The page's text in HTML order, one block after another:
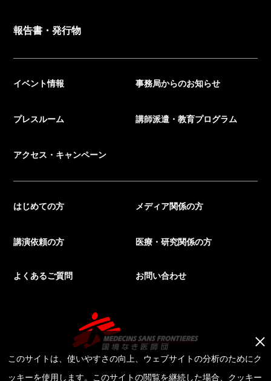
報告書・発行物
イベント情報 事務局からのお知らせ
プレスルーム 講師派遣・教育プログラム
アクセス・キャンペーン
はじめての方 メディア関係の方
講演依頼の方 医療・研究関係の方
よくあるご質問 お問い合わせ
このサイトは、使いやすさの向上、ウェブサイトの分析のためにク
ッキーを使用します。このサイトの閲覧を継続した場合、クッキー